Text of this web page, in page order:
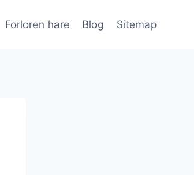
Forloren hare Blog Sitemap